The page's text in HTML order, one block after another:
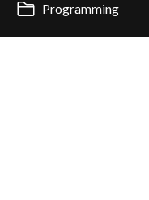
Programming